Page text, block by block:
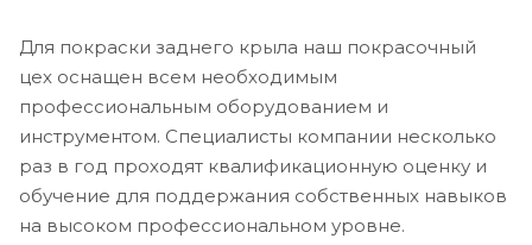
Для покраски заднего крыла наш покрасочный
цех оснащен всем необходимым
профессиональным оборудованием и
инструментом. Специалисты компании несколько
раз в год проходят квалификационную оценку и
обучение для поддержания собственных навыков
на высоком профессиональном уровне.